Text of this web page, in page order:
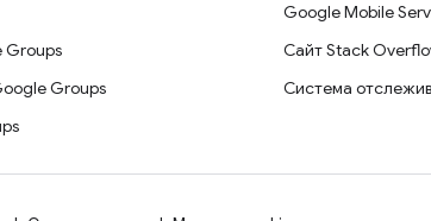
Groups
Groups
Google Mobile
Сайт Stack
Система